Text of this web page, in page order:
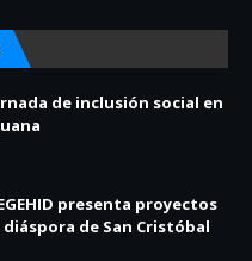
de inclusión social en
presenta proyectos
de San Cristóbal